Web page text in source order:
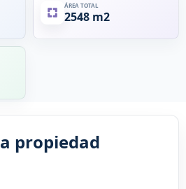
ÁREA TOTAL
2548 m2
propiedad